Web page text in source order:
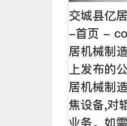
交城县亿
-首页 -
居机械制
上发布的
居机械制
焦设备,对